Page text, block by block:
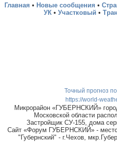
Главная • Новые сообщения •
УК • Участковый •
Точный прогноз
https://world-
Микрорайон «ГУБЕРНСКИЙ»
Московской области
Застройщик СУ-155, дома
Сайт «Форум ГУБЕРНСКИЙ» -
"Губернский" - г.Чехов,